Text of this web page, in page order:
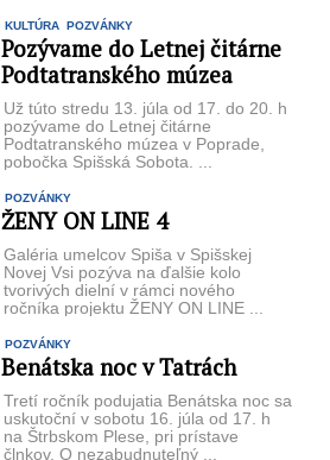
KULTÚRA POZVÁNKY
Pozývame do Letnej čitárne
Podtatranského múzea
Už túto stredu 13. júla od 17. do 20. h
pozývame do Letnej čitárne
Podtatranského múzea v Poprade,
pobočka Spišská Sobota. ...
POZVÁNKY
ŽENY ON LINE 4
Galéria umelcov Spiša v Spišskej
Novej Vsi pozýva na ďalšie kolo
tvorivých dielní v rámci nového
ročníka projektu ŽENY ON LINE ...
POZVÁNKY
Benátska noc v Tatrách
Tretí ročník podujatia Benátska noc sa
uskutoční v sobotu 16. júla od 17. h
na Štrbskom Plese, pri prístave
člnkov. O nezabudnuteľný ...